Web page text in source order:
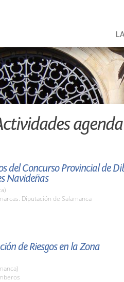
del Concurso Provincial de
Navideñas
Diputación de Salamanca
de Riesgos en la Zona